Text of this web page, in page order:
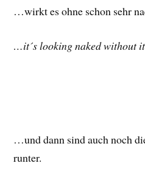
…wirkt es ohne schon sehr
…it´s looking naked without
…und dann sind auch noch
runter.